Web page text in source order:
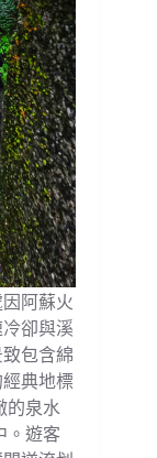
阿蘇火
卻與溪
包含綿
典地標
的泉水
。遊客